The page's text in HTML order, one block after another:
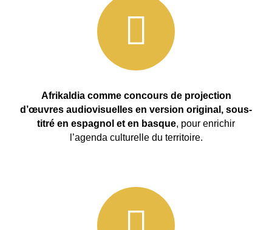
Afrikaldia comme concours de projection
d’œuvres audiovisuelles en version original, sous-
titré en espagnol et en basque, pour enrichir
l’agenda culturelle du territoire.